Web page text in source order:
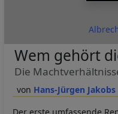
Hans-Jürgen Jakobs
Wem gehört
Die